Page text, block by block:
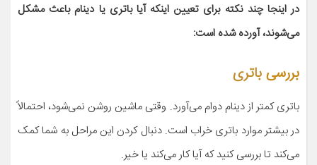
در اینجا چند نکته برای تعیین اینکه آیا باتری یا دینام باعث مشکل
می‌شوند، آورده شده است:
بررسیباتری
باتری کمتر از دینام دوام می‌آورد. وقتی ماشین روشن نمی‌شود، احتمالاً
در بیشتر موارد باتری خراب است. دنبال کردن این مراحل به شما کمک
می‌کند تا بررسی کنید که آیا کار می‌کند یا خیر.